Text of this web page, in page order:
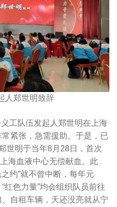
人郑世明致辞
工队伍发起人郑世明在上海
紧张，急需援助。于是，已
世明于当年8月28日，首次
海血液中心无偿献血。此
约”就不曾中断，每年元
红色力量”均会组织队员前往
、自租车辆，天还没亮就从宁